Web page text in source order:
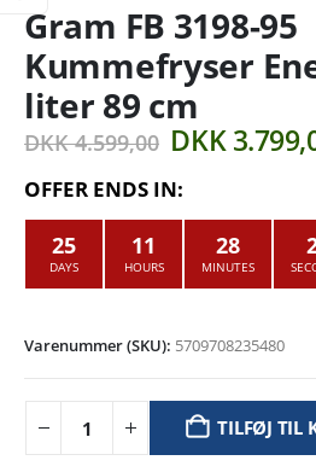
Gram FB 3198-95
Kummefryser
liter 89 cm
DKK4.599,00 Den
oprindelige
pris
var:
DKK
DKK
OFFER ENDS IN:
25
DAYS
11
HOURS
28
MINUTES
Varenummer (SKU): 5709708235480
TILFØJ TIL